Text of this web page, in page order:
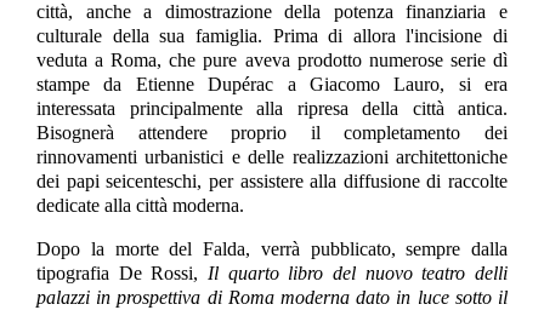
città, anche a dimostrazione della potenza finanziaria e
culturale della sua famiglia. Prima di allora l'incisione di
veduta a Roma, che pure aveva prodotto numerose serie dì
stampe da Etienne Dupérac a Giacomo Lauro, si era
interessata principalmente alla ripresa della città antica.
Bisognerà attendere proprio il completamento dei
rinnovamenti urbanistici e delle realizzazioni architettoniche
dei papi seicenteschi, per assistere alla diffusione di raccolte
dedicate alla città moderna.
Dopo la morte del Falda, verrà pubblicato, sempre dalla
tipografia De Rossi, Il quarto libro del nuovo teatro delli
palazzi in prospettiva di Roma moderna dato in luce sotto il